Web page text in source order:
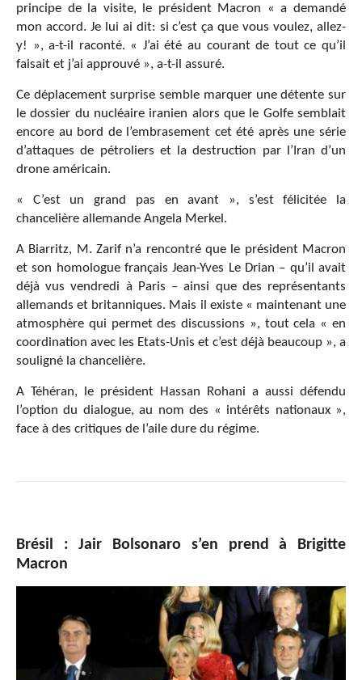
principe de la visite, le président Macron « a demandé
mon accord. Je lui ai dit: si c’est ça que vous voulez, allez-
y! », a-t-il raconté. « J’ai été au courant de tout ce qu’il
faisait et j’ai approuvé », a-t-il assuré.
Ce déplacement surprise semble marquer une détente sur
le dossier du nucléaire iranien alors que le Golfe semblait
encore au bord de l’embrasement cet été après une série
d’attaques de pétroliers et la destruction par l’Iran d’un
drone américain.
« C’est un grand pas en avant », s’est félicitée la
chancelière allemande Angela Merkel.
A Biarritz, M. Zarif n’a rencontré que le président Macron
et son homologue français Jean-Yves Le Drian – qu’il avait
déjà vus vendredi à Paris – ainsi que des représentants
allemands et britanniques. Mais il existe « maintenant une
atmosphère qui permet des discussions », tout cela « en
coordination avec les Etats-Unis et c’est déjà beaucoup », a
souligné la chancelière.
A Téhéran, le président Hassan Rohani a aussi défendu
l’option du dialogue, au nom des « intérêts nationaux »,
face à des critiques de l’aile dure du régime.
Brésil : Jair Bolsonaro s’en prend à Brigitte
Macron